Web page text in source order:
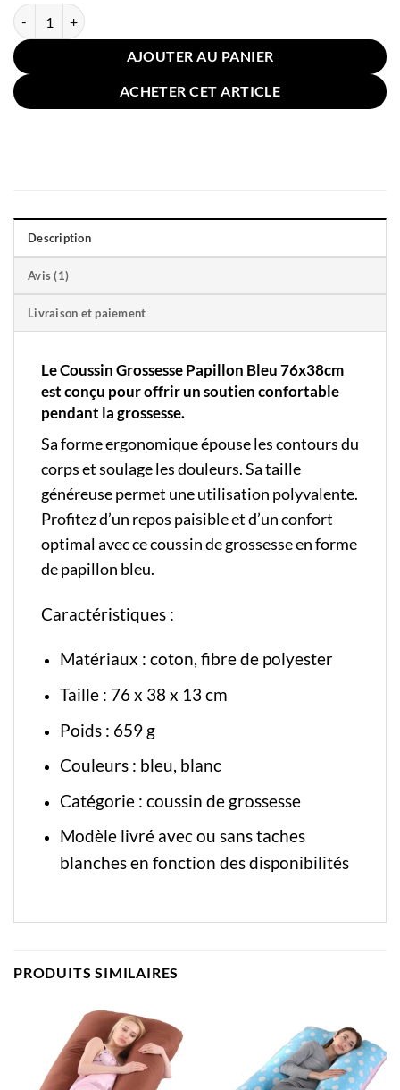
quantité de Coussin Grossesse Papillon Bleu 76x38cm
AJOUTER AU PANIER
ACHETER CET ARTICLE
Description
Avis (1)
Livraison et paiement
Le Coussin Grossesse Papillon Bleu 76x38cm
est conçu pour offrir un soutien confortable
pendant la grossesse.
Sa forme ergonomique épouse les contours du
corps et soulage les douleurs. Sa taille
généreuse permet une utilisation polyvalente.
Profitez d’un repos paisible et d’un confort
optimal avec ce coussin de grossesse en forme
de papillon bleu.
Caractéristiques :
Matériaux : coton, fibre de polyester
Taille : 76 x 38 x 13 cm
Poids : 659 g
Couleurs : bleu, blanc
Catégorie : coussin de grossesse
Modèle livré avec ou sans taches
blanches en fonction des disponibilités
PRODUITS SIMILAIRES